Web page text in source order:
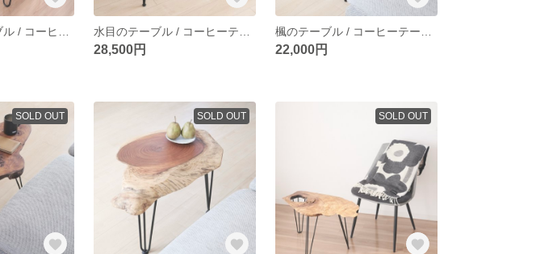
28,500円 22,000円
SOLD OUT SOLD OUT SOLD OUT